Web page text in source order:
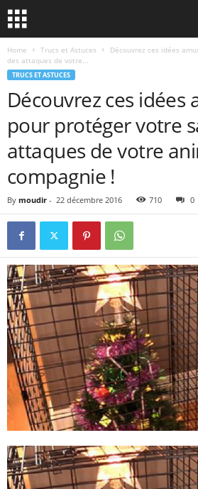
Home Trucs et Astuces
Découvrez ces idées
des attaques de votre...
TRUCS ET ASTUCES
Découvrez ces idées
pour protéger votre
attaques de votre
compagnie !
By moudir - 22 décembre 2016 710 0